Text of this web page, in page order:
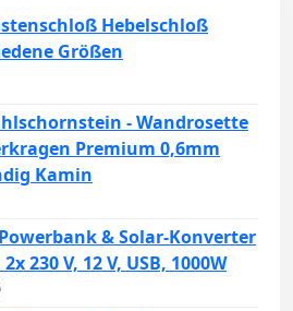
Hebelschloß
Größen
- Wandrosette
Premium 0,6mm
Kamin
& Solar-Konverter
230 V, 12 V, USB, 1000W